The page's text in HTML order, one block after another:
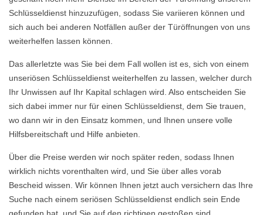
Schlüsseldienst hinzuzufügen, sodass Sie variieren können und
sich auch bei anderen Notfällen außer der Türöffnungen von uns
weiterhelfen lassen können.
Das allerletzte was Sie bei dem Fall wollen ist es, sich von einem
unseriösen Schlüsseldienst weiterhelfen zu lassen, welcher durch
Ihr Unwissen auf Ihr Kapital schlagen wird. Also entscheiden Sie
sich dabei immer nur für einen Schlüsseldienst, dem Sie trauen,
wo dann wir in den Einsatz kommen, und Ihnen unsere volle
Hilfsbereitschaft und Hilfe anbieten.
Über die Preise werden wir noch später reden, sodass Ihnen
wirklich nichts vorenthalten wird, und Sie über alles vorab
Bescheid wissen. Wir können Ihnen jetzt auch versichern das Ihre
Suche nach einem seriösen Schlüsseldienst endlich sein Ende